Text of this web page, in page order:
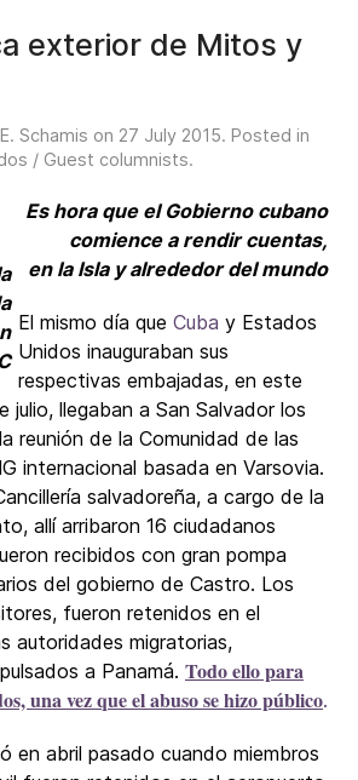
exterior de Mitos y
Schamis on 27 July 2015. Posted in
/ Guest columnists.
Es hora que el Gobierno cubano
comience a rendir cuentas,
en la Isla y alrededor del mundo
El mismo día que Cuba y Estados
Unidos inauguraban sus
respectivas embajadas, en este
julio, llegaban a San Salvador los
reunión de la Comunidad de las
internacional basada en Varsovia.
salvadoreña, a cargo de la
allí arribaron 16 ciudadanos
recibidos con gran pompa
del gobierno de Castro. Los
fueron retenidos en el
autoridades migratorias,
a Panamá. Todo ello para
una vez que el abuso se hizo público.
en abril pasado cuando miembros